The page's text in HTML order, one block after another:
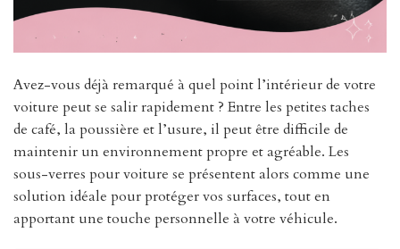
Avez-vous déjà remarqué à quel point l’intérieur de votre
voiture peut se salir rapidement ? Entre les petites taches
de café, la poussière et l’usure, il peut être difficile de
maintenir un environnement propre et agréable. Les
sous-verres pour voiture se présentent alors comme une
solution idéale pour protéger vos surfaces, tout en
apportant une touche personnelle à votre véhicule.